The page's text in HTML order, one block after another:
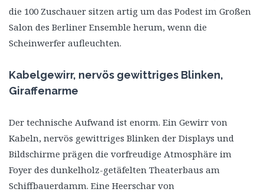
die 100 Zuschauer sitzen artig um das Podest im Großen
Salon des Berliner Ensemble herum, wenn die
Scheinwerfer aufleuchten.
Kabelgewirr, nervös gewittriges Blinken,
Giraffenarme
Der technische Aufwand ist enorm. Ein Gewirr von
Kabeln, nervös gewittriges Blinken der Displays und
Bildschirme prägen die vorfreudige Atmosphäre im
Foyer des dunkelholz-getäfelten Theaterbaus am
Schiffbauerdamm. Eine Heerschar von